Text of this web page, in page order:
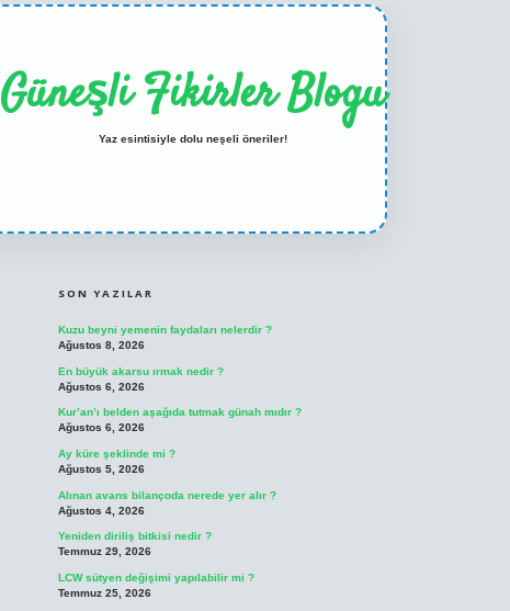
Güneşli Fikirler Blogu
Yaz esintisiyle dolu neşeli öneriler!
SON YAZILAR
Kuzu beyni yemenin faydaları nelerdir ?
Ağustos 8, 2026
En büyük akarsu ırmak nedir ?
Ağustos 6, 2026
Kur’an’ı belden aşağıda tutmak günah mıdır ?
Ağustos 6, 2026
Ay küre şeklinde mi ?
Ağustos 5, 2026
Alınan avans bilançoda nerede yer alır ?
Ağustos 4, 2026
Yeniden diriliş bitkisi nedir ?
Temmuz 29, 2026
LCW sütyen değişimi yapılabilir mi ?
Temmuz 25, 2026